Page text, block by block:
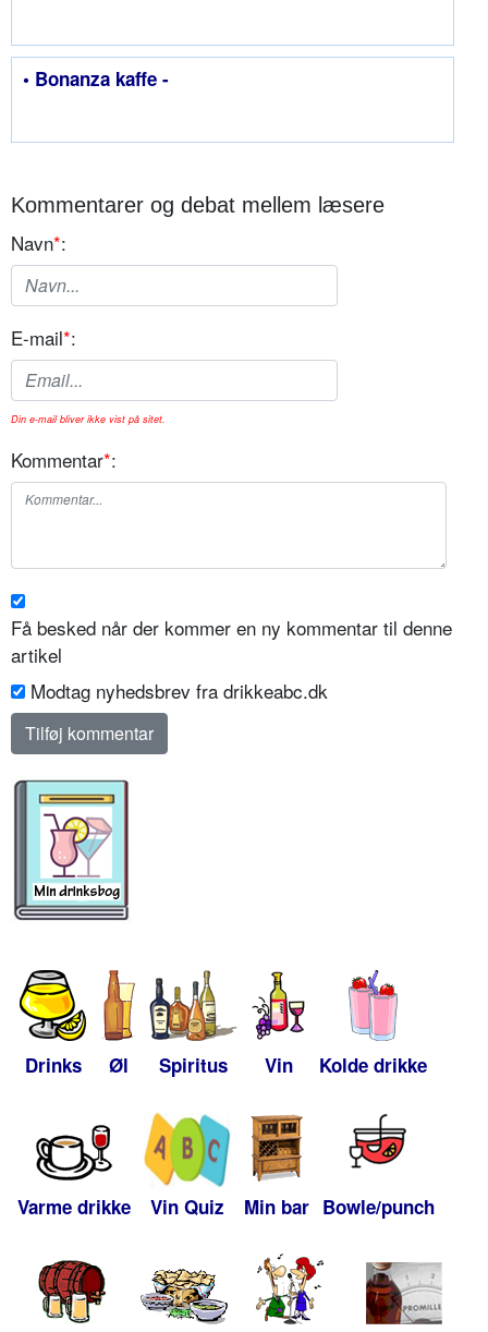
• Bonanza kaffe -
Kommentarer og debat mellem læsere
Navn*:
E-mail*:
Din e-mail bliver ikke vist på sitet.
Kommentar*:
Få besked når der kommer en ny kommentar til denne
artikel
Modtag nyhedsbrev fra drikkeabc.dk
Drinks Øl Spiritus Vin Kolde drikke
Varme drikke Vin Quiz Min bar Bowle/punch